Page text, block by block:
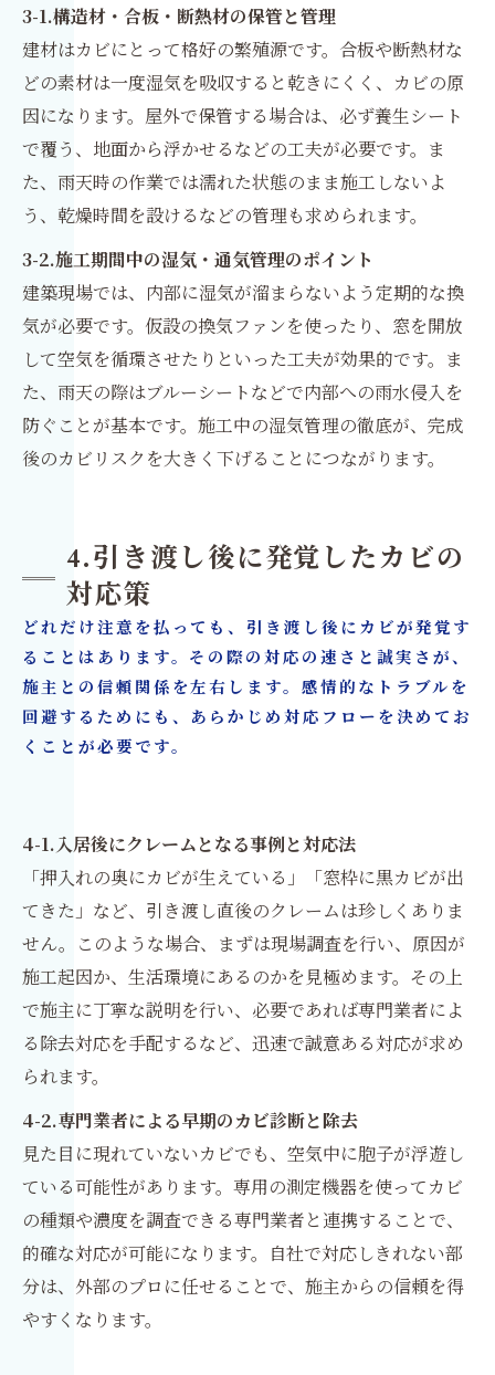
3-1.構造材・合板・断熱材の保管と管理
建材はカビにとって格好の繁殖源です。合板や断熱材な
どの素材は一度湿気を吸収すると乾きにくく、カビの原
因になります。屋外で保管する場合は、必ず養生シート
で覆う、地面から浮かせるなどの工夫が必要です。ま
た、雨天時の作業では濡れた状態のまま施工しないよ
う、乾燥時間を設けるなどの管理も求められます。
3-2.施工期間中の湿気・通気管理のポイント
建築現場では、内部に湿気が溜まらないよう定期的な換
気が必要です。仮設の換気ファンを使ったり、窓を開放
して空気を循環させたりといった工夫が効果的です。ま
た、雨天の際はブルーシートなどで内部への雨水侵入を
防ぐことが基本です。施工中の湿気管理の徹底が、完成
後のカビリスクを大きく下げることにつながります。
4.引き渡し後に発覚したカビの
対応策
どれだけ注意を払っても、引き渡し後にカビが発覚す
ることはあります。その際の対応の速さと誠実さが、
施主との信頼関係を左右します。感情的なトラブルを
回避するためにも、あらかじめ対応フローを決めてお
くことが必要です。
4-1.入居後にクレームとなる事例と対応法
「押入れの奥にカビが生えている」「窓枠に黒カビが出
てきた」など、引き渡し直後のクレームは珍しくありま
せん。このような場合、まずは現場調査を行い、原因が
施工起因か、生活環境にあるのかを見極めます。その上
で施主に丁寧な説明を行い、必要であれば専門業者によ
る除去対応を手配するなど、迅速で誠意ある対応が求め
られます。
4-2.専門業者による早期のカビ診断と除去
見た目に現れていないカビでも、空気中に胞子が浮遊し
ている可能性があります。専用の測定機器を使ってカビ
の種類や濃度を調査できる専門業者と連携することで、
的確な対応が可能になります。自社で対応しきれない部
分は、外部のプロに任せることで、施主からの信頼を得
やすくなります。